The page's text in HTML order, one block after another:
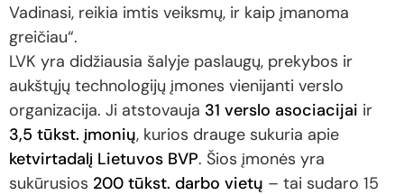
Vadinasi, reikia imtis veiksmų, ir kaip įmanoma
greičiau“.
LVK yra didžiausia šalyje paslaugų, prekybos ir
aukštųjų technologijų įmones vienijanti verslo
organizacija. Ji atstovauja 31 verslo asociacijai ir
3,5 tūkst. įmonių, kurios drauge sukuria apie
ketvirtadalį Lietuvos BVP. Šios įmonės yra
sukūrusios 200 tūkst. darbo vietų – tai sudaro 15